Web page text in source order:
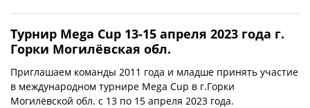
Турнир Mega Cup 13-15 апреля 2023 года г.
Горки Могилёвская обл.
Приглашаем команды 2011 года и младше принять участие
в международном турнире Mega Cup в г.Горки
Могилёвской обл. с 13 по 15 апреля 2023 года.